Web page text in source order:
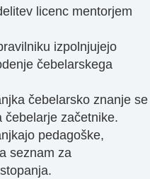
licenc mentorjem
izpolnjujejo
čebelarskega
čebelarsko znanje se
čebelarje začetnike.
pedagoške,
seznam za